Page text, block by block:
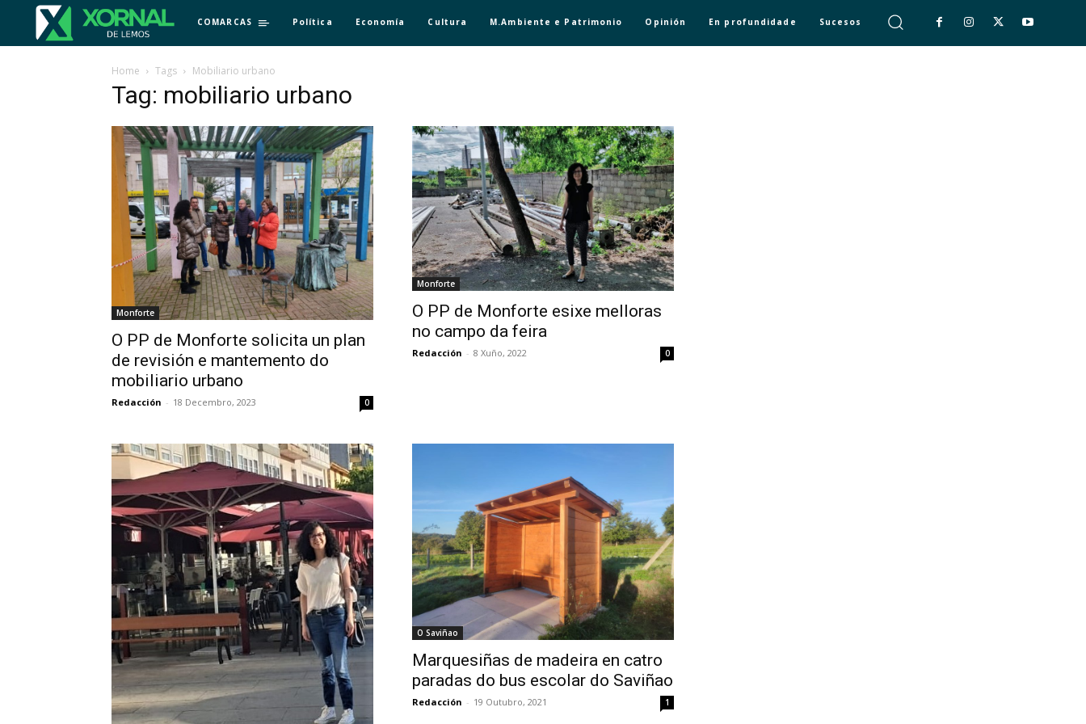
COMARCAS Política Economía Cultura M.Ambiente e Patrimonio Opinión En profundidade Sucesos
Home Tags Mobiliario urbano
Tag: mobiliario urbano
Monforte
O PP de Monforte solicita un plan
de revisión e mantemento do
mobiliario urbano
Redacción - 18 Decembro, 2023 0
Monforte
O PP de Monforte esixe melloras
no campo da feira
Redacción - 8 Xuño, 2022 0
O Saviñao
Marquesiñas de madeira en catro
paradas do bus escolar do Saviñao
Redacción - 19 Outubro, 2021 1